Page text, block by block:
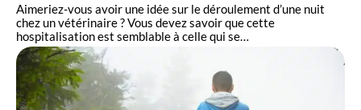
Aimeriez-vous avoir une idée sur le déroulement d’une nuit
chez un vétérinaire ? Vous devez savoir que cette
hospitalisation est semblable à celle qui se…